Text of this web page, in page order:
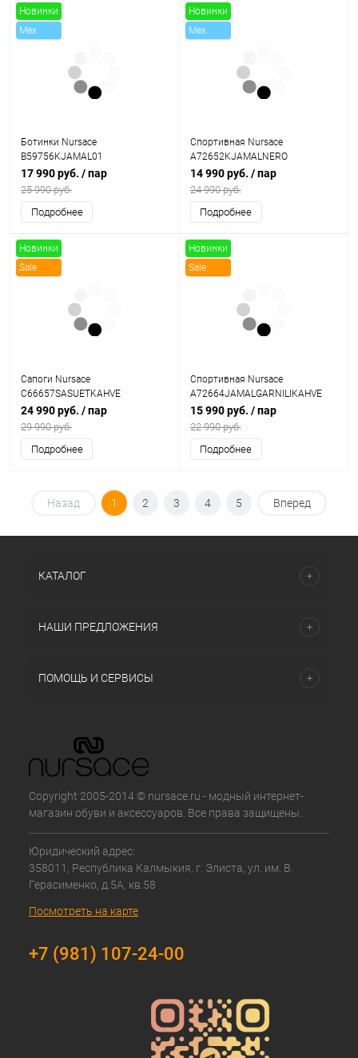
Новинки
Mex
Ботинки Nursace
B59756KJAMAL01
17 990 руб. / пар
25 990 руб.
Подробнее
Новинки
Mex
Спортивная Nursace
A72652KJAMALNERO
14 990 руб. / пар
24 990 руб.
Подробнее
Новинки
Sale
Сапоги Nursace
C66657SASUETKAHVE
24 990 руб. / пар
29 990 руб.
Подробнее
Новинки
Sale
Спортивная Nursace
A72664JAMALGARNILIKAHVE
15 990 руб. / пар
22 990 руб.
Подробнее
Назад 1 2 3 4 5 Вперед
КАТАЛОГ
НАШИ ПРЕДЛОЖЕНИЯ
ПОМОЩЬ И СЕРВИСЫ
Copyright 2005-2014 © nursace.ru - модный интернет-
магазин обуви и аксессуаров. Все права защищены.
Юридический адрес:
358011, Республика Калмыкия, г. Элиста, ул. им. В.
Герасименко, д.5А, кв.58
Посмотреть на карте
+7 (981) 107-24-00